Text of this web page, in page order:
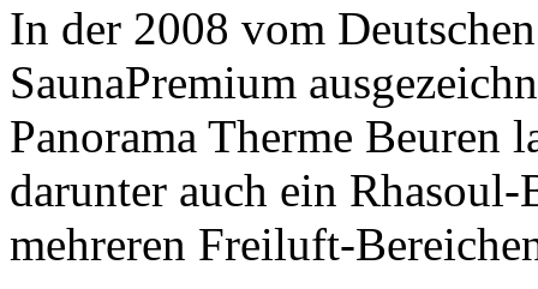
In der 2008 vom
SaunaPremium
Panorama Therme Beuren
darunter auch ein
mehreren Freiluft-